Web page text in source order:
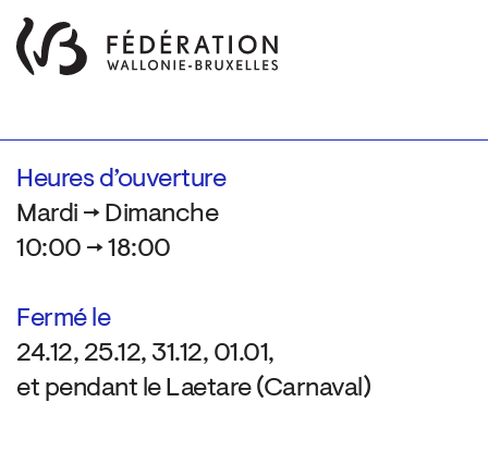
Heures d’ouverture
Mardi → Dimanche
10:00 → 18:00
Fermé le
24.12, 25.12, 31.12, 01.01,
et pendant le Laetare (Carnaval)